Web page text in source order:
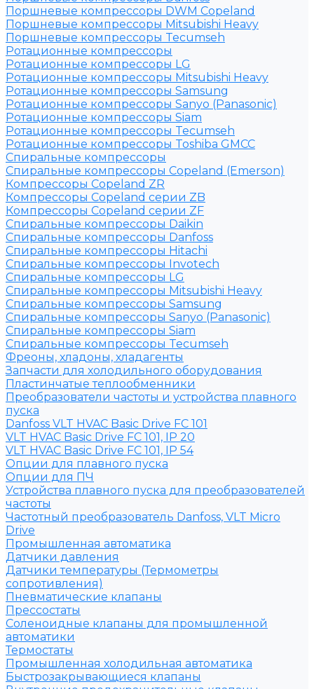
Поршневые компрессоры DWM Copeland
Поршневые компрессоры Mitsubishi Heavy
Поршневые компрессоры Tecumseh
Ротационные компрессоры
Ротационные компрессоры LG
Ротационные компрессоры Mitsubishi Heavy
Ротационные компрессоры Samsung
Ротационные компрессоры Sanyo (Panasonic)
Ротационные компрессоры Siam
Ротационные компрессоры Tecumseh
Ротационные компрессоры Toshiba GMCC
Спиральные компрессоры
Спиральные компрессоры Copeland (Emerson)
Компрессоры Copeland ZR
Компрессоры Copeland серии ZB
Компрессоры Copeland серии ZF
Спиральные компрессоры Daikin
Спиральные компрессоры Danfoss
Спиральные компрессоры Hitachi
Спиральные компрессоры Invotech
Спиральные компрессоры LG
Спиральные компрессоры Mitsubishi Heavy
Спиральные компрессоры Samsung
Спиральные компрессоры Sanyo (Panasonic)
Спиральные компрессоры Siam
Спиральные компрессоры Tecumseh
Фреоны, хладоны, хладагенты
Запчасти для холодильного оборудования
Пластинчатые теплообменники
Преобразователи частоты и устройства плавного
пуска
Danfoss VLT HVAC Basic Drive FC 101
VLT HVAC Basic Drive FC 101, IP 20
VLT HVAC Basic Drive FC 101, IP 54
Опции для плавного пуска
Опции для ПЧ
Устройства плавного пуска для преобразователей
частоты
Частотный преобразователь Danfoss, VLT Micro
Drive
Промышленная автоматика
Датчики давления
Датчики температуры (Термометры
сопротивления)
Пневматические клапаны
Прессостаты
Соленоидные клапаны для промышленной
автоматики
Термостаты
Промышленная холодильная автоматика
Быстрозакрывающиеся клапаны